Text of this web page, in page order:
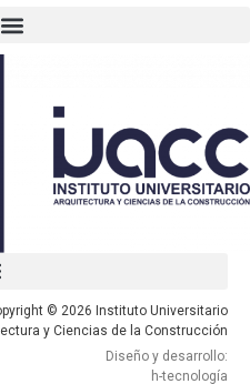
© 2026 Instituto Universitario
y Ciencias de la Construcción
Diseño y desarrollo:
h-tecnología